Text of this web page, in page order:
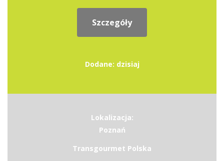
Szczegóły
Dodane: dzisiaj
Lokalizacja:
Poznań
Transgourmet Polska